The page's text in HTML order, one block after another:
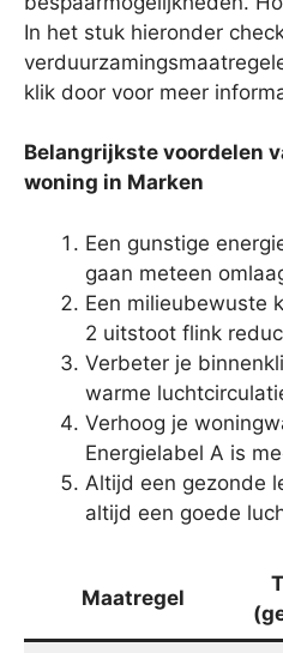
In het stuk hieronder
klik door voor meer
Belangrijkste voordelen
woning in Marken
Een gunstige
gaan meteen
Een milieubewuste
2 uitstoot flink
Verbeter je
warme
Verhoog je
Energielabel A is
Altijd een gezonde
altijd een goede
Maatregel